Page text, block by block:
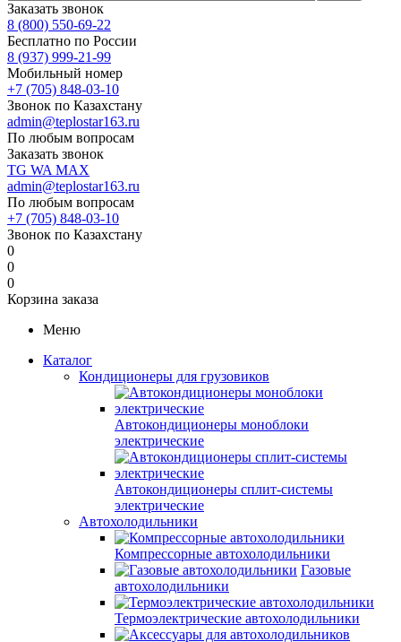
Заказать звонок
8 (800) 550-69-22
Бесплатно по России
8 (937) 999-21-99
Мобильный номер
+7 (705) 848-03-10
Звонок по Казахстану
admin@teplostar163.ru
По любым вопросам
Заказать звонок
TG WA MAX
admin@teplostar163.ru
По любым вопросам
+7 (705) 848-03-10
Звонок по Казахстану
0
0
0
Корзина заказа
Меню
Каталог
Кондиционеры для грузовиков
Автокондиционеры моноблоки
электрические
Автокондиционеры сплит-системы
электрические
Автохолодильники
Компрессорные автохолодильники
Газовые
автохолодильники
Термоэлектрические автохолодильники